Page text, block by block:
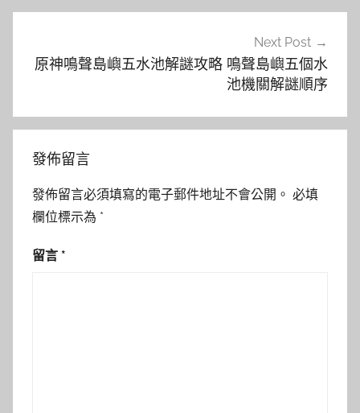
Next Post
原神鳴聲島嶼五水池解謎攻略 鳴聲島嶼五個水
池機關解謎順序
發佈留言
發佈留言必須填寫的電子郵件地址不會公開。 必填
欄位標示為 *
留言 *